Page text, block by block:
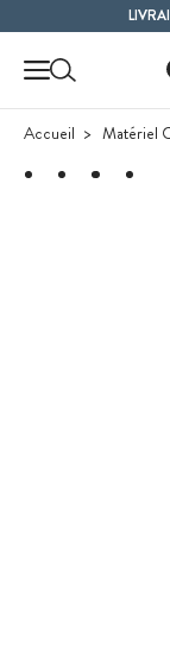
Accueil Matériel